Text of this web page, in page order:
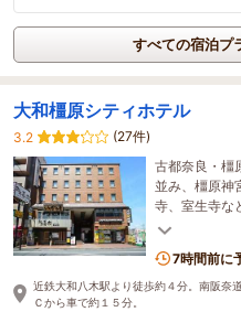
すべての宿泊プ
大和橿原シティホテル
3.2
(27件)
古都奈良・橿
並み、橿原神
寺、室生寺な
光・ビジネ
7時間前に
近鉄大和八木駅より徒歩約４分。南阪奈
Ｃから車で約１５分。